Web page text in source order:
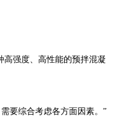
强度、高性能的预拌混凝
要综合考虑各方面因素。”